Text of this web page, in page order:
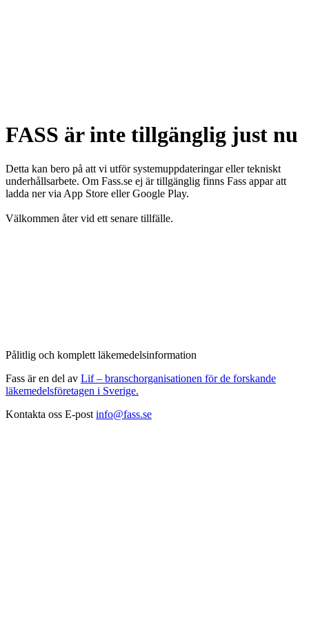
FASS är inte tillgänglig just nu
Detta kan bero på att vi utför systemuppdateringar eller tekniskt
underhållsarbete. Om Fass.se ej är tillgänglig finns Fass appar att
ladda ner via App Store eller Google Play.
Välkommen åter vid ett senare tillfälle.
Pålitlig och komplett läkemedelsinformation
Fass är en del av Lif – branschorganisationen för de forskande
läkemedelsföretagen i Sverige.
Kontakta oss E-post info@fass.se